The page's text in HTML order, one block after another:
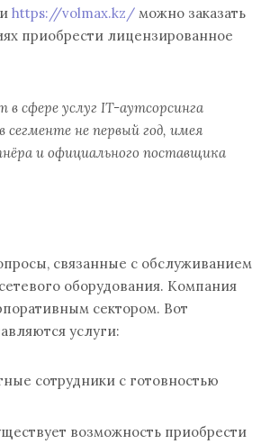
https://volmax.kz/ можно заказать
приобрести лицензированное
сфере услуг IT-аутсорсинга
сегменте не первый год, имея
и официального поставщика
связанные с обслуживанием
оборудования. Компания
сектором. Вот
услуги:
сотрудники с готовностью
возможность приобрести